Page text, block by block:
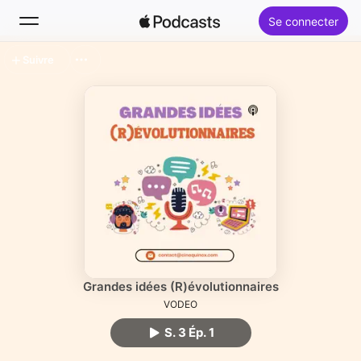
Se connecter
Classements
Grandes idées (R)évolutionnaires
VODEO
S. 3 Ép. 1